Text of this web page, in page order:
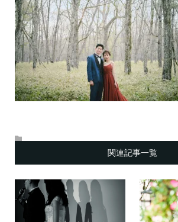
関連記事一覧